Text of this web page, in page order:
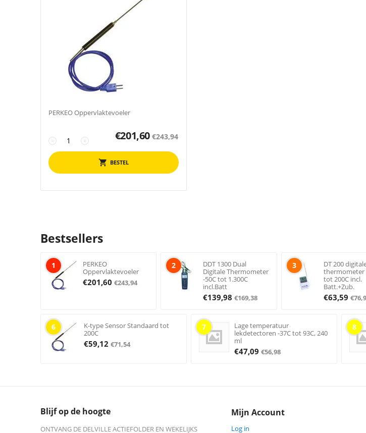
PERKEO Oppervlaktevoeler
+
− €201,60 €243,94
BESTEL
Bestsellers
1
PERKEO
Oppervlaktevoeler
€201,60 €243,94
2
DDT 1300 Dual
Digitale Thermometer
-50C tot 1.300C
incl.Batt
€139,98 €169,38
3
DT 200
thermometer
tot 200C incl.
Batt.+Zub.
€63,59 €
6
K-type Sensor Standaard tot
200C
€59,12 €71,54
7
Lage temperatuur
lekdetectoren -37C tot 93C, 240
ml
€47,09 €56,98
8
Blijf op de hoogte
ONTVANG DE DELVILLE ACTIEFOLDER EN WEKELIJKS
Mijn Account
Log in